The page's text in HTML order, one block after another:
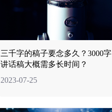
三千字的稿子要念多久？3000字
讲话稿大概需多长时间？
2023-07-25